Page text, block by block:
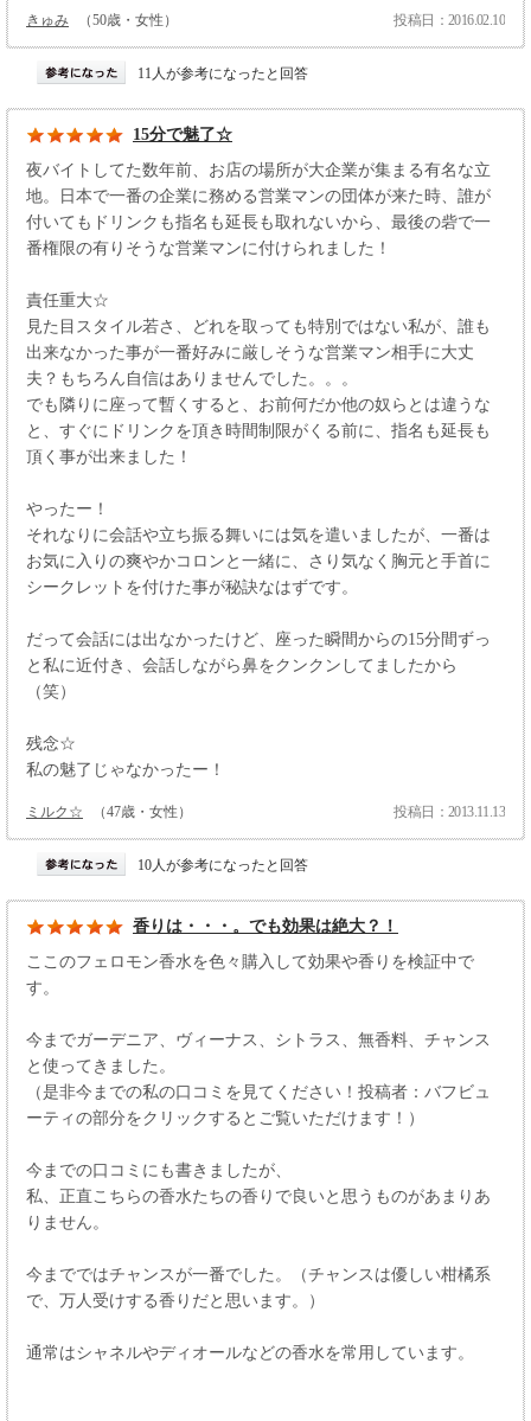
きゅみ （50歳・女性） 投稿日：2016.02.10
11人が参考になったと回答
15分で魅了☆
夜バイトしてた数年前、お店の場所が大企業が集まる有名な立
地。日本で一番の企業に務める営業マンの団体が来た時、誰が
付いてもドリンクも指名も延長も取れないから、最後の砦で一
番権限の有りそうな営業マンに付けられました！
責任重大☆
見た目スタイル若さ、どれを取っても特別ではない私が、誰も
出来なかった事が一番好みに厳しそうな営業マン相手に大丈
夫？もちろん自信はありませんでした。。。
でも隣りに座って暫くすると、お前何だか他の奴らとは違うな
と、すぐにドリンクを頂き時間制限がくる前に、指名も延長も
頂く事が出来ました！
やったー！
それなりに会話や立ち振る舞いには気を遣いましたが、一番は
お気に入りの爽やかコロンと一緒に、さり気なく胸元と手首に
シークレットを付けた事が秘訣なはずです。
だって会話には出なかったけど、座った瞬間からの15分間ずっ
と私に近付き、会話しながら鼻をクンクンしてましたから
（笑）
残念☆
私の魅了じゃなかったー！
ミルク☆ （47歳・女性） 投稿日：2013.11.13
10人が参考になったと回答
香りは・・・。でも効果は絶大？！
ここのフェロモン香水を色々購入して効果や香りを検証中で
す。
今までガーデニア、ヴィーナス、シトラス、無香料、チャンス
と使ってきました。
（是非今までの私の口コミを見てください！投稿者：バフビュ
ーティの部分をクリックするとご覧いただけます！）
今までの口コミにも書きましたが、
私、正直こちらの香水たちの香りで良いと思うものがあまりあ
りません。
今までではチャンスが一番でした。（チャンスは優しい柑橘系
で、万人受けする香りだと思います。）
通常はシャネルやディオールなどの香水を常用しています。